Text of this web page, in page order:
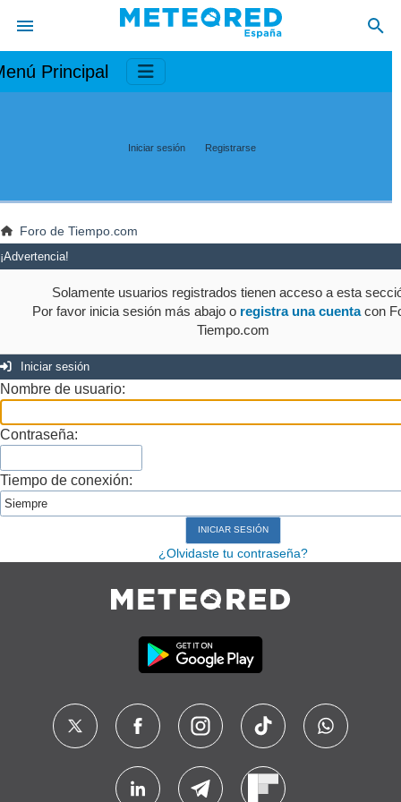
Principal
Iniciar sesión Registrarse
Foro de Tiempo.com
¡Advertencia!
Solamente usuarios registrados tienen acceso a esta
Por favor inicia sesión más abajo o registra una cuentacon
Tiempo.com
Iniciar sesión
Nombre de usuario:
Contraseña:
Tiempo de conexión:
¿Olvidaste tu contraseña?